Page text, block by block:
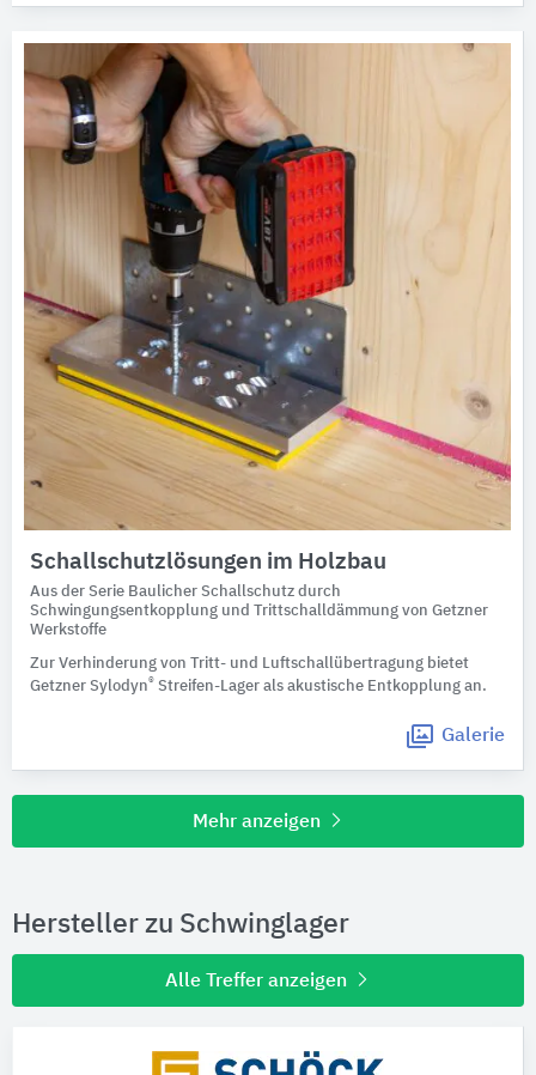
Schallschutzlösungen im Holzbau
Aus der Serie Baulicher Schallschutz durch
Schwingungsentkopplung und Trittschalldämmung von Getzner
Werkstoffe
Zur Verhinderung von Tritt- und Luftschallübertragung bietet
Getzner Sylodyn® Streifen-Lager als akustische Entkopplung an.
Galerie
Mehr anzeigen
Hersteller zu Schwinglager
Alle Treffer anzeigen